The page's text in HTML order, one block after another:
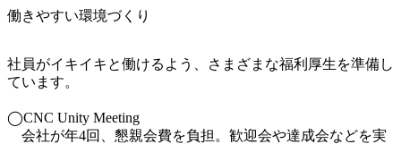
働きやすい環境づくり
社員がイキイキと働けるよう、さまざまな福利厚生を準備し
ています。
◯CNC Unity Meeting
会社が年4回、懇親会費を負担。歓迎会や達成会などを実